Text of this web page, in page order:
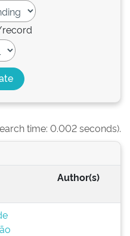
time: 0.002 seconds).
Author(s)